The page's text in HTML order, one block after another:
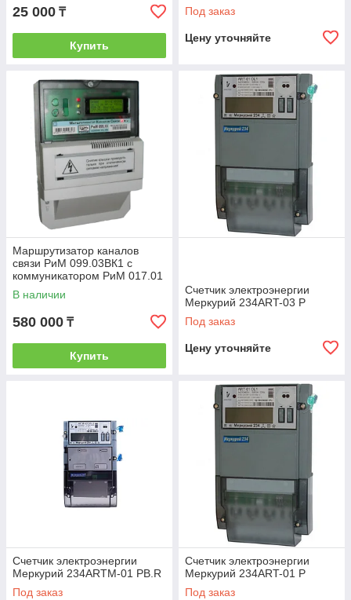
25 000 ₸
Купить
Под заказ
Цену уточняйте
Маршрутизатор каналов
связи РиМ 099.03ВК1 с
коммуникатором РиМ 017.01
(GSM),устройство монтажное
РиМ 000.01, к
В наличии
580 000 ₸
Купить
Счетчик электроэнергии
Меркурий 234ART-03 P
Под заказ
Цену уточняйте
Счетчик электроэнергии
Меркурий 234ARTM-01 PB.R
Под заказ
Счетчик электроэнергии
Меркурий 234ART-01 P
Под заказ